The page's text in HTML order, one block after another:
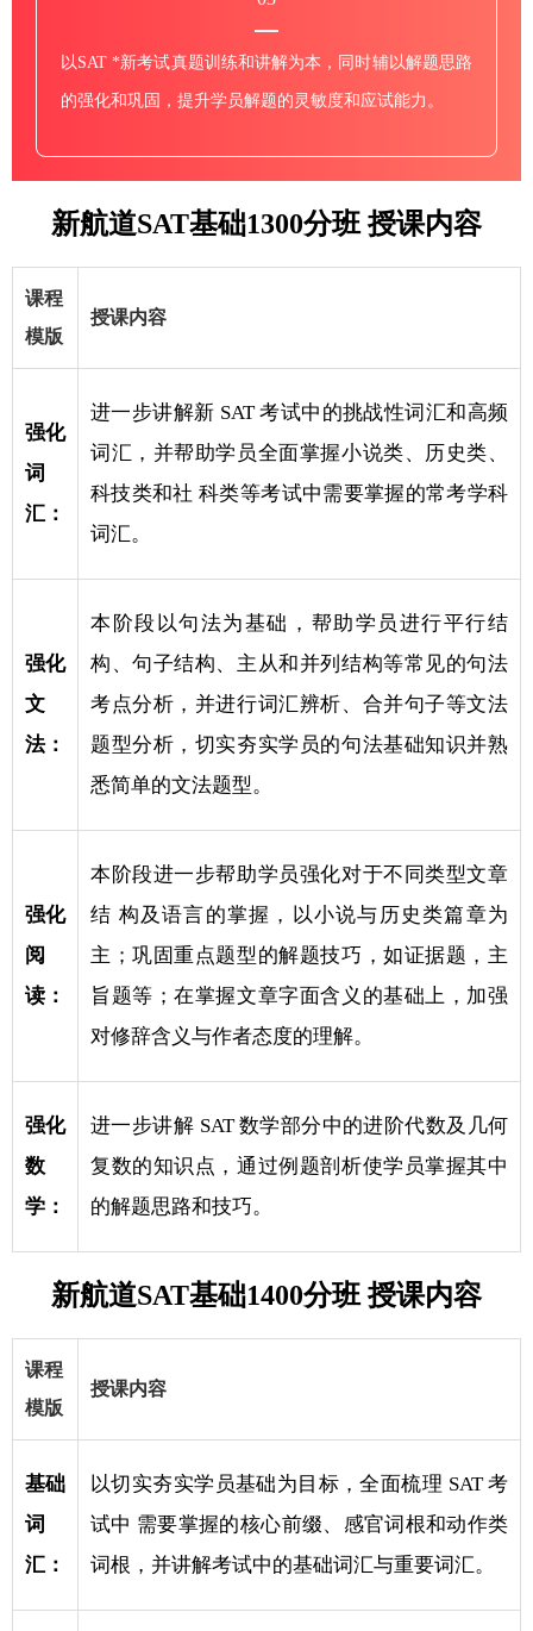
以SAT *新考试真题训练和讲解为本，同时辅以解题思路
的强化和巩固，提升学员解题的灵敏度和应试能力。
新航道SAT基础1300分班 授课内容
课程
模版
授课内容
强化
词
汇：
进一步讲解新 SAT 考试中的挑战性词汇和高频
词汇，并帮助学员全面掌握小说类、历史类、
科技类和社 科类等考试中需要掌握的常考学科
词汇。
强化
文
法：
本阶段以句法为基础，帮助学员进行平行结
构、句子结构、主从和并列结构等常见的句法
考点分析，并进行词汇辨析、合并句子等文法
题型分析，切实夯实学员的句法基础知识并熟
悉简单的文法题型。
强化
阅
读：
本阶段进一步帮助学员强化对于不同类型文章
结 构及语言的掌握，以小说与历史类篇章为
主；巩固重点题型的解题技巧，如证据题，主
旨题等；在掌握文章字面含义的基础上，加强
对修辞含义与作者态度的理解。
强化
数
学：
进一步讲解 SAT 数学部分中的进阶代数及几何
复数的知识点，通过例题剖析使学员掌握其中
的解题思路和技巧。
新航道SAT基础1400分班 授课内容
课程
模版
授课内容
基础
词
汇：
以切实夯实学员基础为目标，全面梳理 SAT 考
试中 需要掌握的核心前缀、感官词根和动作类
词根，并讲解考试中的基础词汇与重要词汇。